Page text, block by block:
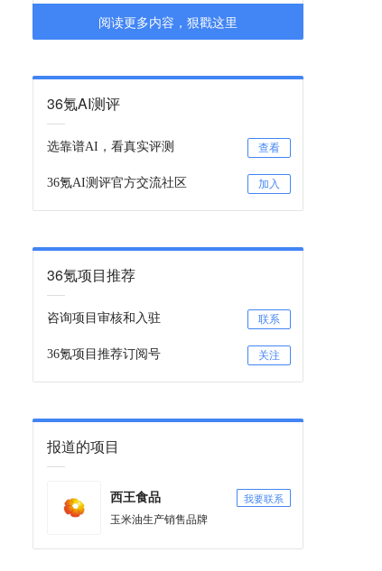
阅读更多内容，狠戳这里
36氪AI测评
选靠谱AI，看真实评测 查看
36氪AI测评官方交流社区 加入
36氪项目推荐
咨询项目审核和入驻 联系
36氪项目推荐订阅号 关注
报道的项目
西王食品 我要联系
玉米油生产销售品牌